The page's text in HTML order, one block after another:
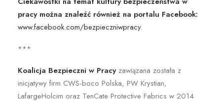
pracy można znaleźć również na portalu Facebook:
www.facebook.com/bezpieczniwpracy.
***
Koalicja Bezpieczni w Pracyzawiązana została z
inicjatywy firm CWS-boco Polska, PW Krystian,
LafargeHolcim oraz TenCate Protective Fabrics w 2014